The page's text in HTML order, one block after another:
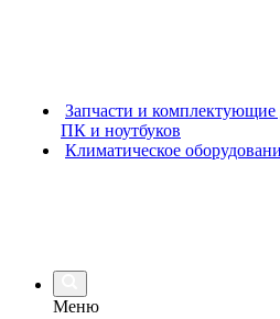
Запчасти и комплектующие
ПК и ноутбуков
Климатическое
Меню